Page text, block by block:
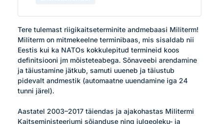
Tere tulemast riigikaitseterminite andmebaasi Militerm!
Militerm on mitmekeelne terminibaas, mis sisaldab nii
Eestis kui ka NATOs kokkulepitud termineid koos
definitsiooni jm mõisteteabega. Sõnaveebi arendamine
ja täiustamine jätkub, samuti uueneb ja täiustub
pidevalt andmestik (automaatne uuendamine iga 24
tunni järel).
Aastatel 2003–2017 täiendas ja ajakohastas Militermi
Kaitseministeeriumi sõjanduse ning julgeoleku- ja